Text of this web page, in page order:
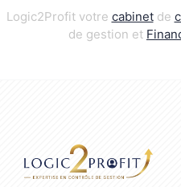
Logic2Profit votre cabinetde
de gestion et